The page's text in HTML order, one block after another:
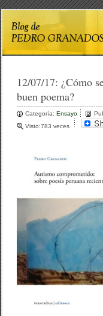
12/07/17: ¿Cómo
buen poema?
Categoría:Ensayo
Visto:783 veces